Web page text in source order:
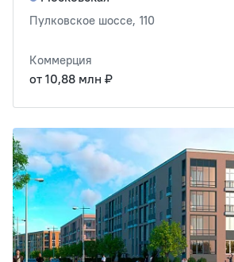
Пулковское шоссе, 110
Коммерция
от 10,88 млн ₽